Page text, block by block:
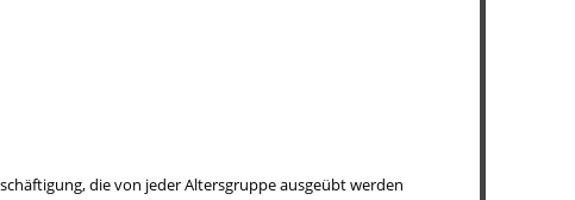
die von jeder Altersgruppe ausgeübt werden